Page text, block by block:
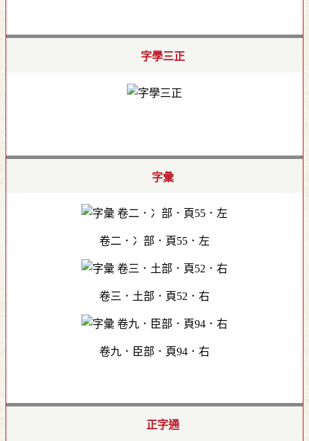
字學三正
字彙
卷二．冫部．頁55．左
卷三．土部．頁52．右
卷九．臣部．頁94．右
正字通